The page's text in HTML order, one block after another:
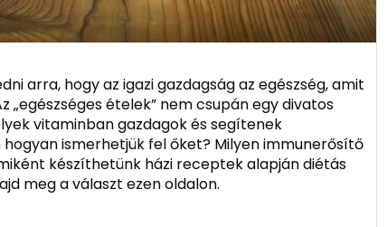
arra, hogy az igazi gazdagság az egészség, amit
„egészséges ételek” nem csupán egy divatos
vitaminban gazdagok és segítenek
ismerhetjük fel őket? Milyen immunerősítő
készíthetünk házi receptek alapján diétás
meg a választ ezen oldalon.